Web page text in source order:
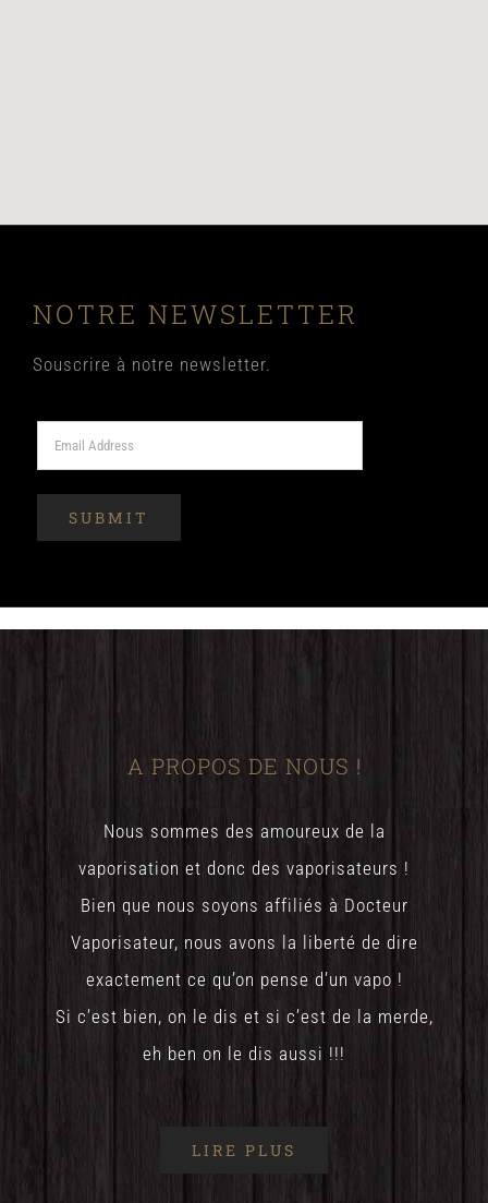
NOTRE NEWSLETTER
Souscrire à notre newsletter.
A PROPOS DE NOUS !
Nous sommes des amoureux de la
vaporisation et donc des vaporisateurs !
Bien que nous soyons affiliés à Docteur
Vaporisateur, nous avons la liberté de dire
exactement ce qu’on pense d’un vapo !
Si c’est bien, on le dis et si c’est de la merde,
eh ben on le dis aussi !!!
LIRE PLUS